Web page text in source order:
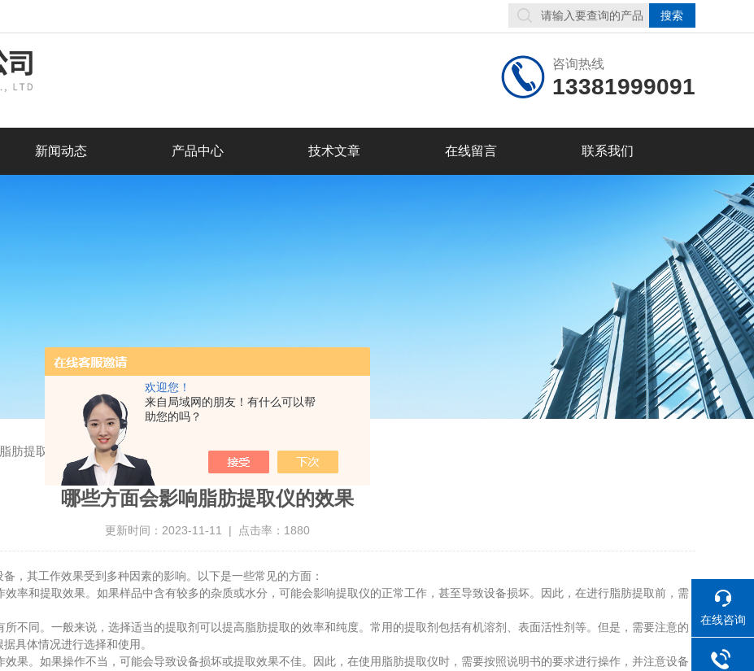
欢迎您！
来自局域网的朋友！有什么可以帮
助您的吗？
咨询热线
13381999091
新闻动态 产品中心 技术文章 在线留言 联系我们
肪提取仪的效果
哪些方面会影响脂肪提取仪的效果
更新时间：2023-11-11 | 点击率：1880
其工作效果受到多种因素的影响。以下是一些常见的方面：
和提取效果。如果样品中含有较多的杂质或水分，可能会影响提取仪的正常工作，甚至导致设备损坏。因此，在进行脂肪提取前，需
同。一般来说，选择适当的提取剂可以提高脂肪提取的效率和纯度。常用的提取剂包括有机溶剂、表面活性剂等。但是，需要注意的
具体情况进行选择和使用。
。如果操作不当，可能会导致设备损坏或提取效果不佳。因此，在使用脂肪提取仪时，需要按照说明书的要求进行操作，并注意设备
在线咨询